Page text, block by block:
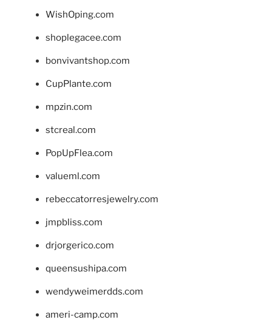
WishOping.com
shoplegacee.com
bonvivantshop.com
CupPlante.com
mpzin.com
stcreal.com
PopUpFlea.com
valueml.com
rebeccatorresjewelry.com
jmpbliss.com
drjorgerico.com
queensushipa.com
wendyweimerdds.com
ameri-camp.com